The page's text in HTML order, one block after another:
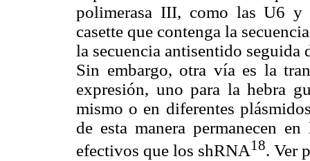
polimerasa III, como las U6 y
casette que contenga la
la secuencia antisentido seguida
Sin embargo, otra vía es la
expresión, uno para la hebra
mismo o en diferentes
de esta manera permanecen
efectivos que los shRNA18. Ver